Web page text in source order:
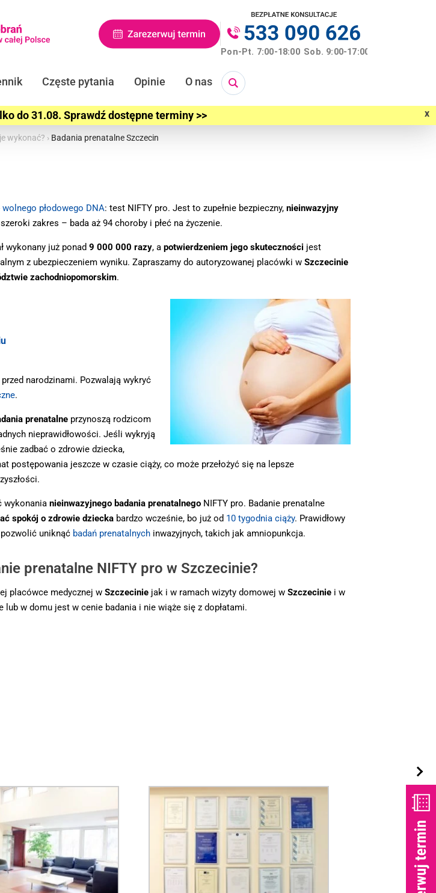
Częste pytania Opinie O nas
do 31.08. Sprawdź dostępne terminy >> x
wykonać? › Badania prenatalne Szczecin
wolnego płodowego DNA: test NIFTY pro. Jest to zupełnie bezpieczny, nieinwazyjny
zakres – bada aż 94 choroby i płeć na życzenie.
wykonany już ponad 9 000 000 razy, a potwierdzeniem jego skuteczności jest
z ubezpieczeniem wyniku. Zapraszamy do autoryzowanej placówki w Szczecinie
zachodniopomorskim.
narodzinami. Pozwalają wykryć
.
prenatalneprzynoszą rodzicom
nieprawidłowości. Jeśli wykryją
zadbać o zdrowie dziecka,
postępowania jeszcze w czasie ciąży, co może przełożyć się na lepsze
nieinwazyjnego badania prenatalnegoNIFTY pro. Badanie prenatalne
spokój o zdrowie dzieckabardzo wcześnie, bo już od 10 tygodnia ciąży. Prawidłowy
uniknąć badań prenatalnychinwazyjnych, takich jak amniopunkcja.
prenatalne NIFTY pro w Szczecinie?
placówce medycznej w Szczecinie jak i w ramach wizyty domowej w Szczecinie i w
lub w domu jest w cenie badania i nie wiąże się z dopłatami.